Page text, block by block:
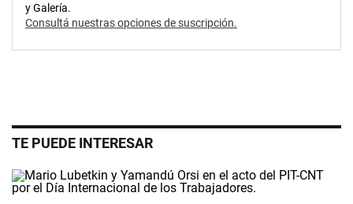
y Galería.
Consultá nuestras opciones de suscripción.
TE PUEDE INTERESAR